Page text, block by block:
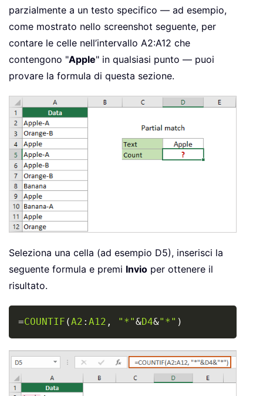
parzialmente a un testo specifico — ad esempio,
come mostrato nello screenshot seguente, per
contare le celle nell’intervallo A2:A12 che
contengono "Apple" in qualsiasi punto — puoi
provare la formula di questa sezione.
Seleziona una cella (ad esempio D5), inserisci la
seguente formula e premi Invio per ottenere il
risultato.
=COUNTIF (A2 : A12 , "*"&D4&"*" )